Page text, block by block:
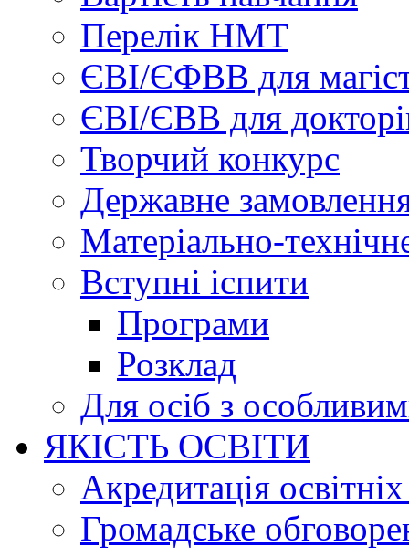
Перелік НМТ
ЄВІ/ЄФВВ для
ЄВІ/ЄВВ для
Творчий конкурс
Державне
Матеріально-
Вступні іспити
Програми
Розклад
Для осіб з
ЯКІСТЬ ОСВІТИ
Акредитація
Громадське